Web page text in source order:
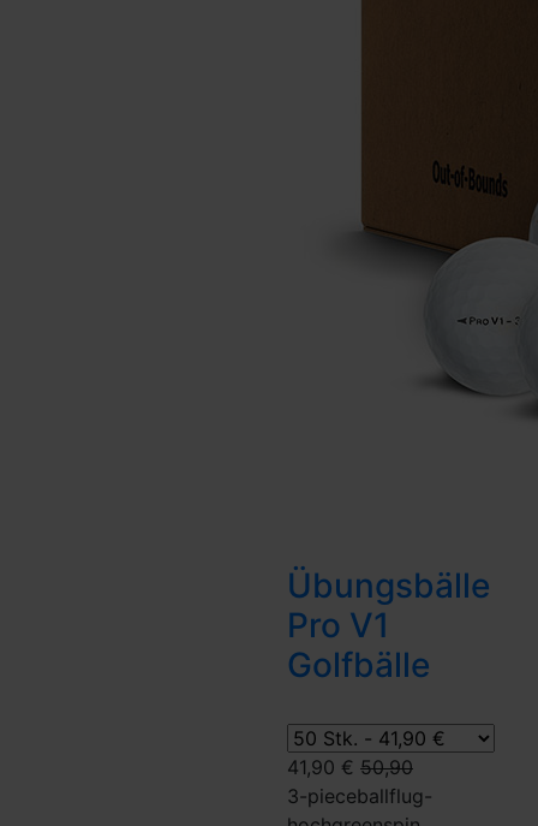
Übungsbälle
Pro V1
Golfbälle
41,90 € 50,90
3-pieceballflug-